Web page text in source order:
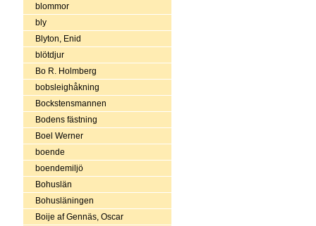
blommor
bly
Blyton, Enid
blötdjur
Bo R. Holmberg
bobsleighåkning
Bockstensmannen
Bodens fästning
Boel Werner
boende
boendemiljö
Bohuslän
Bohusläningen
Boije af Gennäs, Oscar